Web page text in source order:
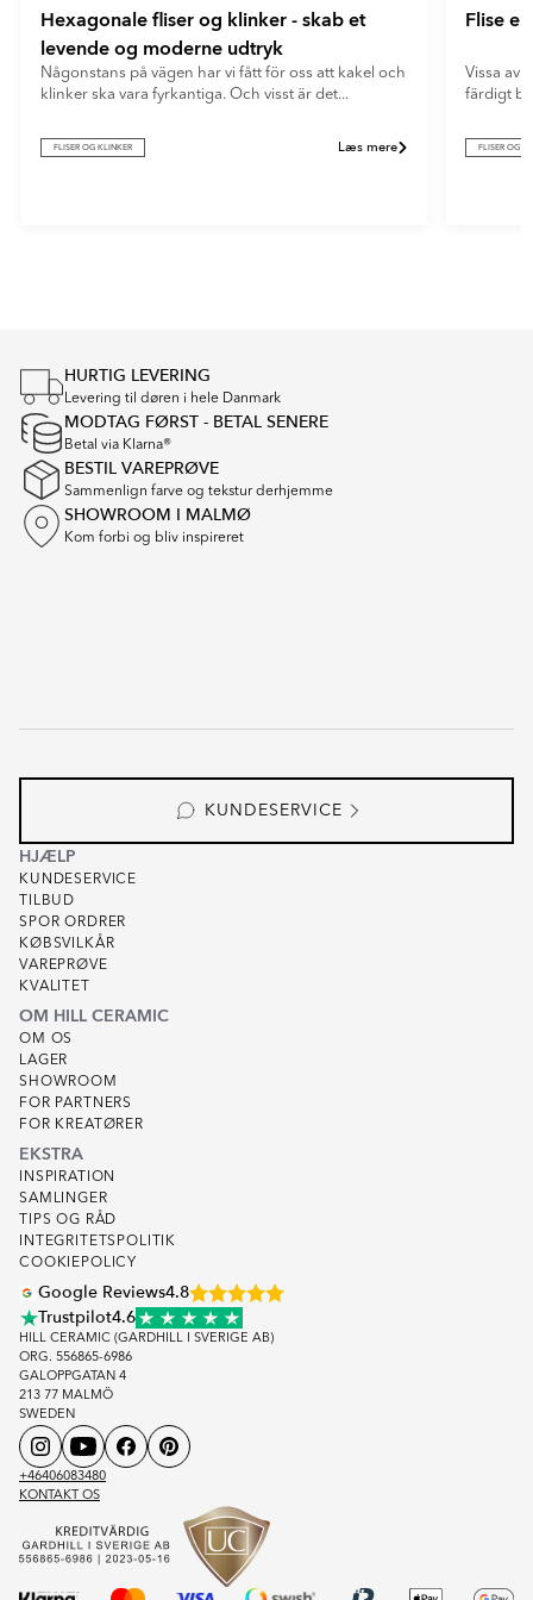
Hexagonale fliser og klinker - skab et
levende og moderne udtryk
Någonstans på vägen har vi fått för oss att kakel och
klinker ska vara fyrkantiga. Och visst är det...
FLISER OG KLINKER Læs mere
Flise
Vissa av
färdigt
FLISER OG
HURTIG LEVERING
Levering til døren i hele Danmark
MODTAG FØRST - BETAL SENERE
Betal via Klarna®
BESTIL VAREPRØVE
Sammenlign farve og tekstur derhjemme
SHOWROOM I MALMØ
Kom forbi og bliv inspireret
KUNDESERVICE
HJÆLP
KUNDESERVICE
TILBUD
SPOR ORDRER
KØBSVILKÅR
VAREPRØVE
KVALITET
OM HILL CERAMIC
OM OS
LAGER
SHOWROOM
FOR PARTNERS
FOR KREATØRER
EKSTRA
INSPIRATION
SAMLINGER
TIPS OG RÅD
INTEGRITETSPOLITIK
COOKIEPOLICY
Google Reviews4.8
Trustpilot4.6
HILL CERAMIC (GARDHILL I SVERIGE AB)
ORG. 556865-6986
GALOPPGATAN 4
213 77 MALMÖ
SWEDEN
+46406083480
KONTAKT OS